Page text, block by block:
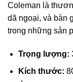
Coleman là
dã ngoại, và bàn
trong những sản
Trọng lượng:
Kích thước: